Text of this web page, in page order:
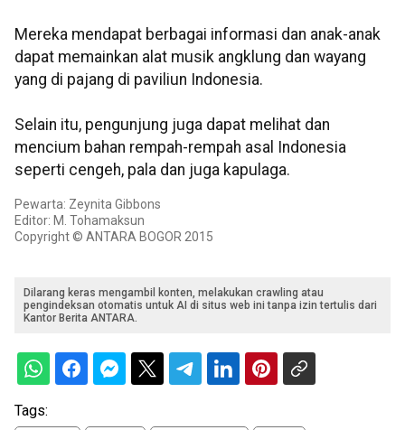
Mereka mendapat berbagai informasi dan anak-anak
dapat memainkan alat musik angklung dan wayang
yang di pajang di paviliun Indonesia.
Selain itu, pengunjung juga dapat melihat dan
mencium bahan rempah-rempah asal Indonesia
seperti cengeh, pala dan juga kapulaga.
Pewarta: Zeynita Gibbons
Editor: M. Tohamaksun
Copyright © ANTARA BOGOR 2015
Dilarang keras mengambil konten, melakukan crawling atau
pengindeksan otomatis untuk AI di situs web ini tanpa izin tertulis dari
Kantor Berita ANTARA.
Tags: